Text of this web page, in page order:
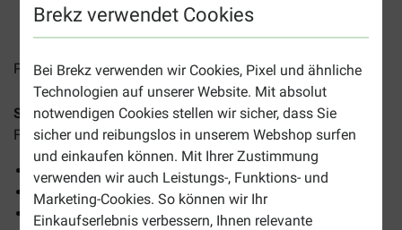
Brekz verwendet Cookies
Bei Brekz verwenden wir Cookies, Pixel und ähnliche
Technologien auf unserer Website. Mit absolut
notwendigen Cookies stellen wir sicher, dass Sie
sicher und reibungslos in unserem Webshop surfen
und einkaufen können. Mit Ihrer Zustimmung
verwenden wir auch Leistungs-, Funktions- und
Marketing-Cookies. So können wir Ihr
Einkaufserlebnis verbessern, Ihnen relevante
2-4 Arbeitstage, sofern nicht anders angegeben
Preise inkl. MwSt zzgl.Versandkosten
Seberus Fresh Chickenist ein getreidefreies Premium-
Futter mit frischem Huhn für jeden erwachsenen Hund.
Getreidefreis Futter
Reich an frischem Huhn
Energiereiches Futter